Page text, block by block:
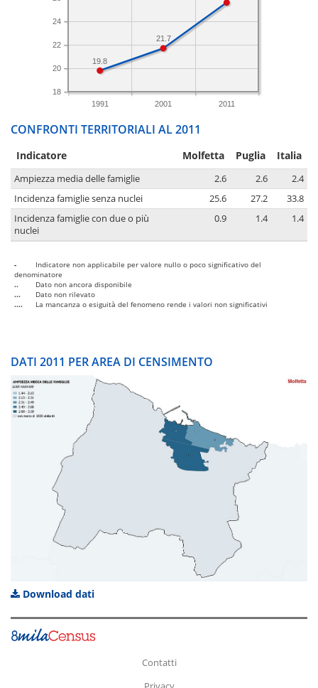
1991 2001 2011
18
20
22
24
21.7
19.8
CONFRONTI TERRITORIALI AL 2011
Indicatore Molfetta Puglia Italia
Ampiezza media delle famiglie 2.6 2.6
2.4
Incidenza famiglie senza nuclei
25.6 27.2
33.8
Incidenza famiglie con due o più
nuclei
0.9 1.4 1.4
-
Indicatore non applicabile per valore nullo o poco significativo del
denominatore
..
Dato non ancora disponibile
...
Dato non rilevato
....
La mancanza o esiguità del fenomeno rende i valori non significativi
DATI 2011 PER AREA DI CENSIMENTO
Download dati
Contatti